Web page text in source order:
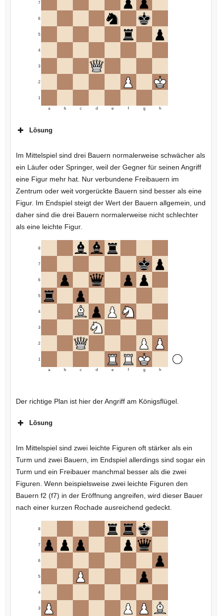
1
2
3
4
5
6
7
a b c d e f g h
Lösung
Im Mittelspiel sind drei Bauern normalerweise schwächer als
ein Läufer oder Springer, weil der Gegner für seinen Angriff
eine Figur mehr hat. Nur verbundene Freibauern im
Zentrum oder weit vorgerückte Bauern sind besser als eine
Figur. Im Endspiel steigt der Wert der Bauern allgemein, und
daher sind die drei Bauern normalerweise nicht schlechter
als eine leichte Figur.
1
2
3
4
5
6
7
8
a b c d e f g h
Der richtige Plan ist hier der Angriff am Königsflügel.
Lösung
Im Mittelspiel sind zwei leichte Figuren oft stärker als ein
Turm und zwei Bauern, im Endspiel allerdings sind sogar ein
Turm und ein Freibauer manchmal besser als die zwei
Figuren. Wenn beispielsweise zwei leichte Figuren den
Bauern f2 (f7) in der Eröffnung angreifen, wird dieser Bauer
nach einer kurzen Rochade ausreichend gedeckt.
3
4
5
6
7
8